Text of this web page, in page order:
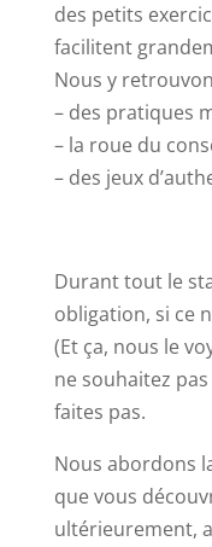
des petits
facilitent
Nous y
– des pratiques
– la roue du
– des jeux
Durant tout le
obligation, si ce
(Et ça, nous le
ne souhaitez
faites pas.
Nous abordons
que vous
ultérieurement,